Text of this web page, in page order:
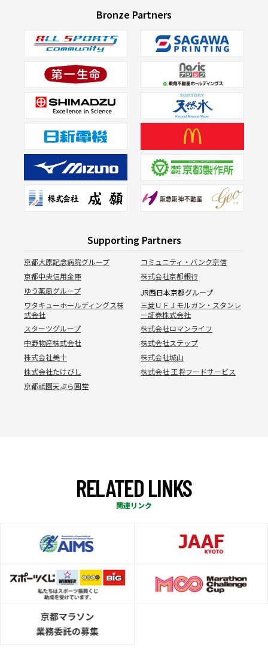
Bronze Partners
Supporting Partners
京都大原記念病院グループ
コミュニティ・バンク京信
京都中央信用金庫
株式会社京都銀行
ゆう薬局グループ
JR西日本京都グループ
ワタキューホールディングス株
式会社
三菱ＵＦＪモルガン・スタンレ
ー証券株式会社
スターツグループ
株式会社ロマンライフ
中野物産株式会社
株式会社ステップ
株式会社美十
株式会社城山
株式会社たけびし
株式会社 王将フードサービス
京都祇園天ぷら圓堂
RELATEDLINKS
関連リンク